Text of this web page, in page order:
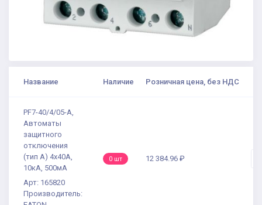
Название Наличие Розничная цена, без НДС
PF7-40/4/05-A,
Автоматы
защитного
отключения
(тип А) 4x40A,
10кА, 500мА
Арт: 165820
Производитель:
0 шт 12 384.96 ₽